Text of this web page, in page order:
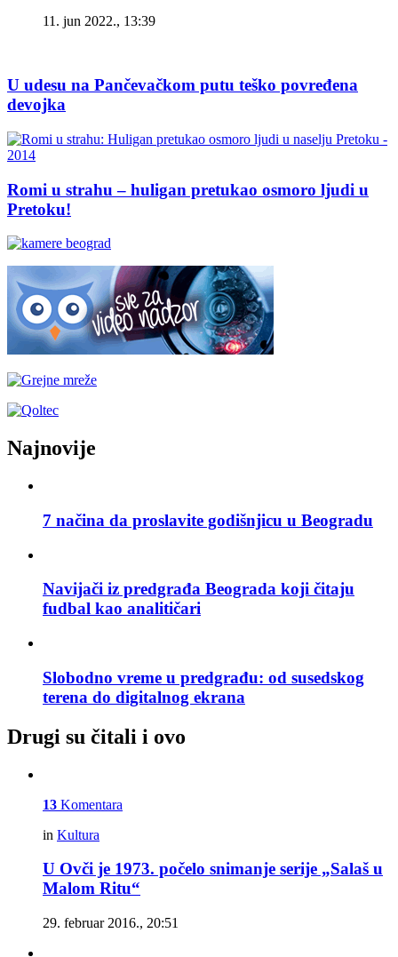
11. jun 2022., 13:39
U udesu na Pančevačkom putu teško povređena
devojka
Romi u strahu – huligan pretukao osmoro ljudi u
Pretoku!
Najnovije
7 načina da proslavite godišnjicu u Beogradu
Navijači iz predgrađa Beograda koji čitaju
fudbal kao analitičari
Slobodno vreme u predgrađu: od susedskog
terena do digitalnog ekrana
Drugi su čitali i ovo
13 Komentara
in Kultura
U Ovči je 1973. počelo snimanje serije „Salaš u
Malom Ritu“
29. februar 2016., 20:51